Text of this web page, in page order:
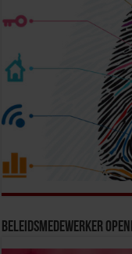
Beleidsmedewerker